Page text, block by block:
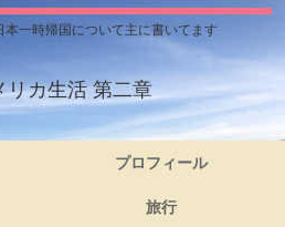
本一時帰国について主に書いてます
リカ生活 第二章
プロフィール
旅行